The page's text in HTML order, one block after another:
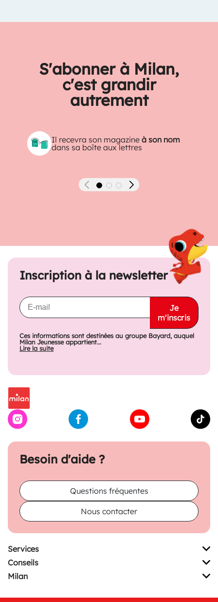
S'abonner à Milan,
c'est grandir
autrement
Il recevra son magazineà son nom
dans sa boîte aux lettres
Précédent Suivant
Besoin d'aide ?
Questions fréquentes
Nous contacter
Inscription à la newsletter
Je
m'inscris
Ces informations sont destinées au groupe Bayard, auquel
Milan Jeunesse appartient...
Lire la suite
Services
Conseils
Milan